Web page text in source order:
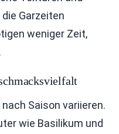
Garzeiten
weniger Zeit,
Saison variieren.
wie Basilikum und